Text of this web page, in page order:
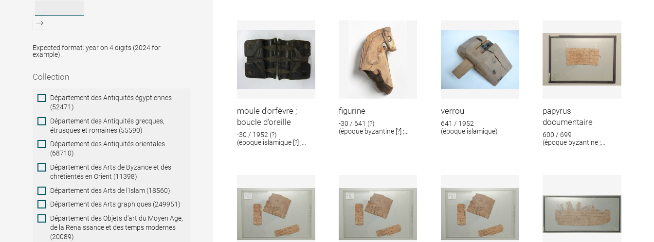
Expected format: year on 4 digits (2024 for
example).
Collection
Collection
Département des Antiquités égyptiennes
(52471)
Département des Antiquités grecques,
étrusques et romaines (55590)
Département des Antiquités orientales
(68710)
Département des Arts de Byzance et des
chrétientés en Orient (11398)
Département des Arts de l'Islam (18560)
Département des Arts graphiques (249951)
Département des Objets d'art du Moyen Age,
de la Renaissance et des temps modernes
(20089)
moule d'orfèvre ;
boucle d'oreille
-30 / 1952 (?)
(époque islamique [?] ;
figurine
-30 / 641 (?)
(époque byzantine [?] ;
verrou
641 / 1952
(époque islamique)
papyrus
documentaire
600 / 699
(époque byzantine ;